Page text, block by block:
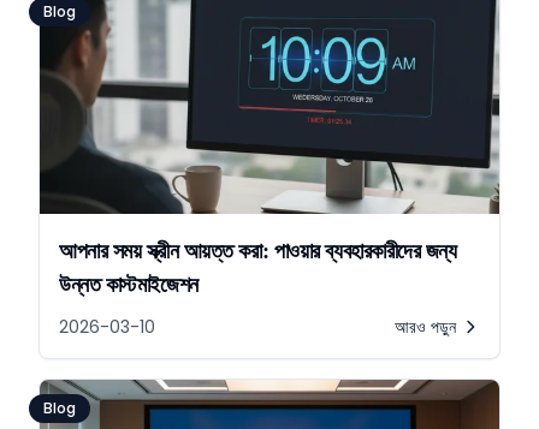
Blog
আপনার সময় স্ক্রীন আয়ত্ত করা: পাওয়ার ব্যবহারকারীদের জন্য
উন্নত কাস্টমাইজেশন
2026-03-10 আরও পড়ুন
Blog